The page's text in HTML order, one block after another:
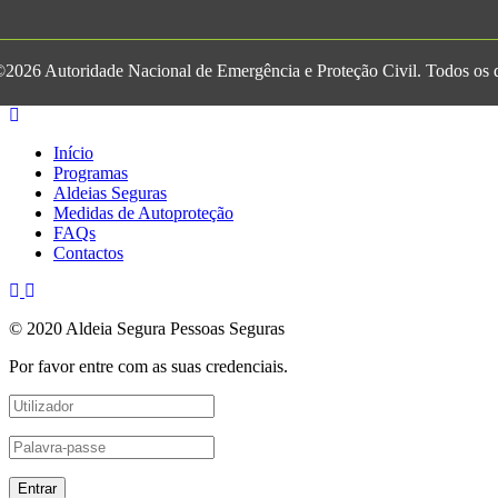
Autoridade Nacional de Emergência e Proteção Civil. Todos os
Início
Programas
Aldeias Seguras
Medidas de Autoproteção
FAQs
Contactos
© 2020 Aldeia Segura Pessoas Seguras
Por favor entre com as suas credenciais.